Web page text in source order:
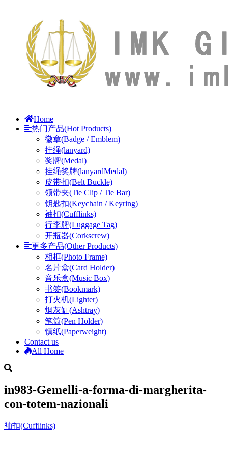
Home
热门产品(Hot Products)
徽章(Badge / Emblem)
挂绳(lanyard)
奖牌(Medal)
挂绳奖牌(lanyardMedal)
皮带扣(Belt Buckle)
领带夹(Tie Clip / Tie Bar)
钥匙扣(Keychain / Keyring)
袖扣(Cufflinks)
行李牌(Luggage Tag)
开瓶器(Corkscrew)
更多产品(Other Products)
相框(Photo Frame)
名片盒(Card Holder)
音乐盒(Music Box)
书签(Bookmark)
打火机(Lighter)
烟灰缸(Ashtray)
笔筒(Pen Holder)
镇纸(Paperweight)
Contact us
All Home
in983-Gemelli-a-forma-di-margherita-
con-totem-nazionali
袖扣(Cufflinks)